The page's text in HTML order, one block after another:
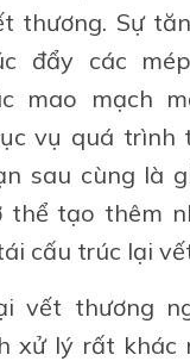
thương. Sự
đẩy các
mao mạch
vụ quá trình
sau cùng là
thể tạo thêm
cấu trúc lại
vết thương
xử lý rất khác